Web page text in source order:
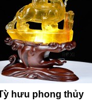
có thể ảnh hưởng
đi độ bóng tự
hưu phong thủy